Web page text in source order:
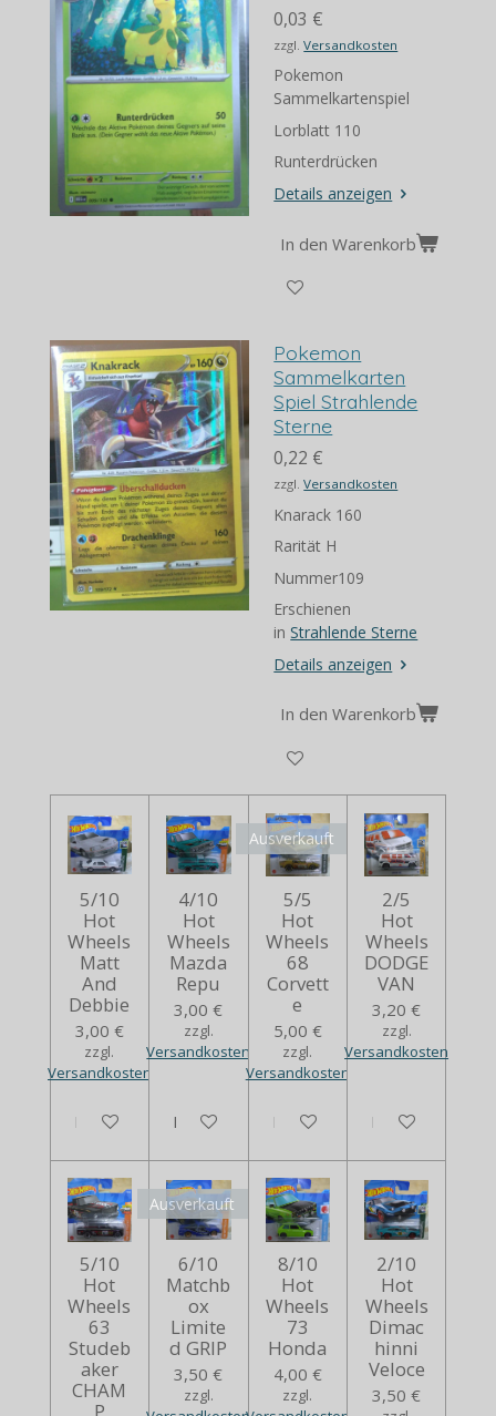
0,03 €
zzgl.Versandkosten
Pokemon
Sammelkartenspiel
Lorblatt 110
Runterdrücken
Details anzeigen
In den Warenkorb
Pokemon
Sammelkarten
Spiel Strahlende
Sterne
0,22 €
zzgl.Versandkosten
Knarack 160
Rarität H
Nummer109
Erschienen
inStrahlende Sterne
Details anzeigen
In den Warenkorb
5/10
Hot
Wheels
Matt
And
Debbie
3,00 €
zzgl.
Versandkosten
In den Warenkorb
4/10
Hot
Wheels
Mazda
Repu
3,00 €
zzgl.
Versandkosten
In den Warenkorb
Ausverkauft
5/5
Hot
Wheels
68
Corvett
e
5,00 €
zzgl.
Versandkosten
Bei Verfügbarkeit
2/5
Hot
Wheels
DODGE
VAN
3,20 €
zzgl.
Versandkosten
In den
5/10
Hot
Wheels
63
Studeb
aker
CHAM
Ausverkauft
6/10
Matchb
ox
Limite
d GRIP
3,50 €
zzgl.
8/10
Hot
Wheels
73
Honda
4,00 €
zzgl.
2/10
Hot
Wheels
Dimac
hinni
Veloce
3,50 €